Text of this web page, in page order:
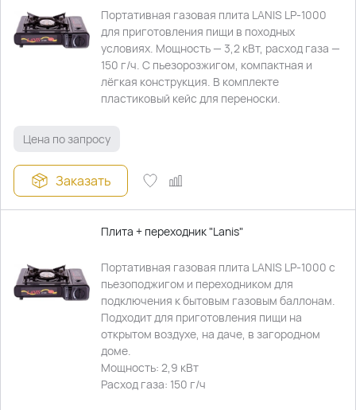
Портативная газовая плита LANIS LP‑1000
для приготовления пищи в походных
условиях. Мощность — 3,2 кВт, расход газа —
150 г/ч. С пьезорозжигом, компактная и
лёгкая конструкция. В комплекте
пластиковый кейс для переноски.
Цена по запросу
Заказать
Плита + переходник "Lanis"
Портативная газовая плита LANIS LP-1000 с
пьезоподжигом и переходником для
подключения к бытовым газовым баллонам.
Подходит для приготовления пищи на
открытом воздухе, на даче, в загородном
доме.
Мощность: 2,9 кВт
Расход газа: 150 г/ч